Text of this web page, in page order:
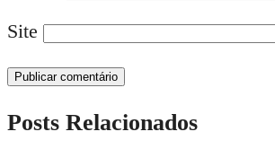
Site
Posts Relacionados